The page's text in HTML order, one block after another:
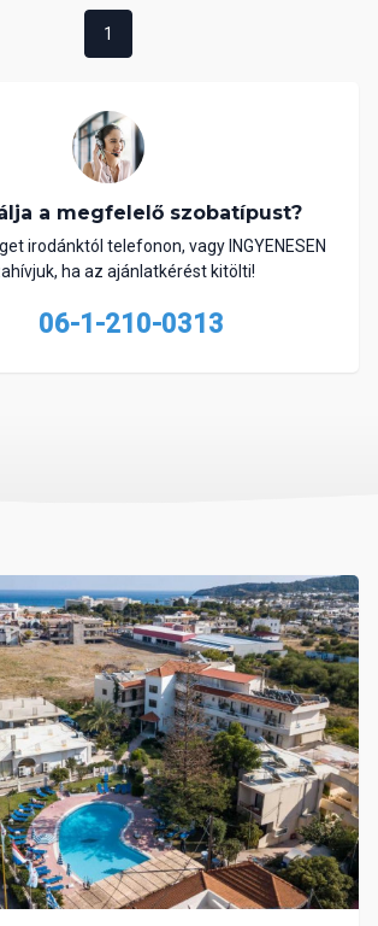
1
a megfelelő szobatípust?
irodánktól telefonon, vagy INGYENESEN
ha az ajánlatkérést kitölti!
06-1-210-0313